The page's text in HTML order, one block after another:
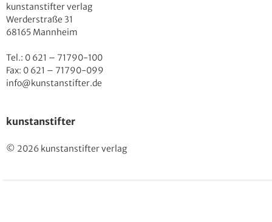
kunstanstifter verlag
Werderstraße 31
68165 Mannheim
Tel.: 0 621 – 71790-100
Fax: 0 621 – 71790-099
info@kunstanstifter.de
kunstanstifter
© 2026 kunstanstifter verlag